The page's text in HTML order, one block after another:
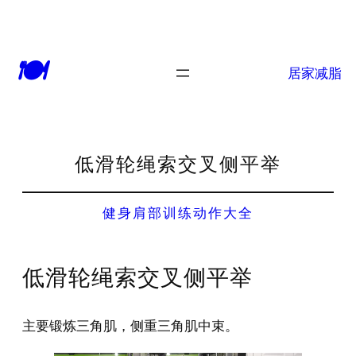
🍽 居家减脂
低滑轮绳索交叉侧平举
健身肩部训练动作大全
低滑轮绳索交叉侧平举
主要锻炼三角肌，侧重三角肌中束。